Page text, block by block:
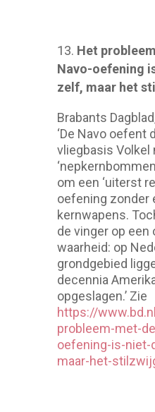
Het
Navo-oefening
zelf, maar het
Brabants
‘De Navo oefent
vliegbasis Volkel
om een ‘uiterst
oefening zonder
kernwapens.
de vinger op een
waarheid: op
grondgebied
decennia
opgeslagen.’ Zie
https://
probleem-met-
oefening-is-
maar-het-